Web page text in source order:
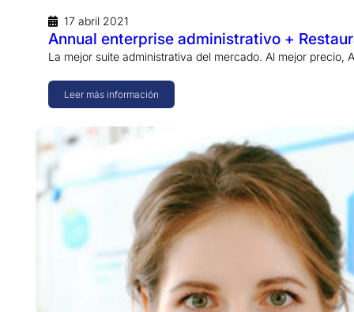
17 abril 2021
Annual enterprise administrativo +
La mejor suite administrativa del mercado. Al mejor
Leer más información